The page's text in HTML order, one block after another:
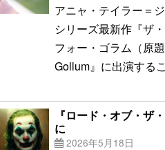
アニャ・テイラー＝
シリーズ最新作『ザ
フォー・ゴラム（原
Gollum』に出演する
『ロード・オブ・ザ
に
2026年5月18日